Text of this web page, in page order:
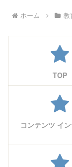
ホーム 教
TOP
コンテンツ イ